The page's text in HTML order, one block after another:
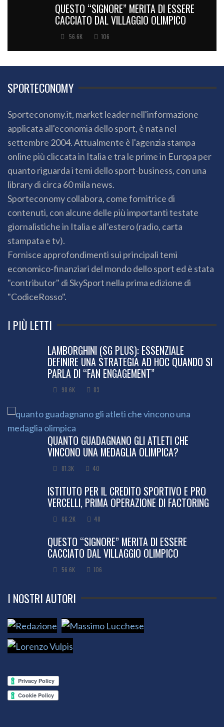
QUESTO “SIGNORE” MERITA DI ESSERE
CACCIATO DAL VILLAGGIO OLIMPICO
56.6K 106
SPORTECONOMY
Sporteconomy.it, market leader nell'informazione
applicata all'economia dello sport, è nata nel
settembre 2004. Attualmente è l'agenzia stampa
online più cliccata in Italia e tra le prime in Europa per
quanto riguarda i temi dello sport-business, con una
library di circa 60 mila news.
Sporteconomy collabora, come fornitrice di
contenuti, con alcune delle più importanti testate
giornalistiche in Italia e all’estero (radio, carta
stampata e tv).
Fornisce approfondimenti sui principali temi
economico-finanziari del mondo dello sport ed è stata
"contributor" di SkySport nella prima edizione di
"CodiceRosso".
I PIÙ LETTI
LAMBORGHINI (SG PLUS): ESSENZIALE
DEFINIRE UNA STRATEGIA AD HOC QUANDO SI
PARLA DI “FAN ENGAGEMENT”
98.6K 83
QUANTO GUADAGNANO GLI ATLETI CHE
VINCONO UNA MEDAGLIA OLIMPICA?
81.3K 40
ISTITUTO PER IL CREDITO SPORTIVO E PRO
VERCELLI, PRIMA OPERAZIONE DI FACTORING
66.2K 48
QUESTO “SIGNORE” MERITA DI ESSERE
CACCIATO DAL VILLAGGIO OLIMPICO
56.6K 106
I NOSTRI AUTORI